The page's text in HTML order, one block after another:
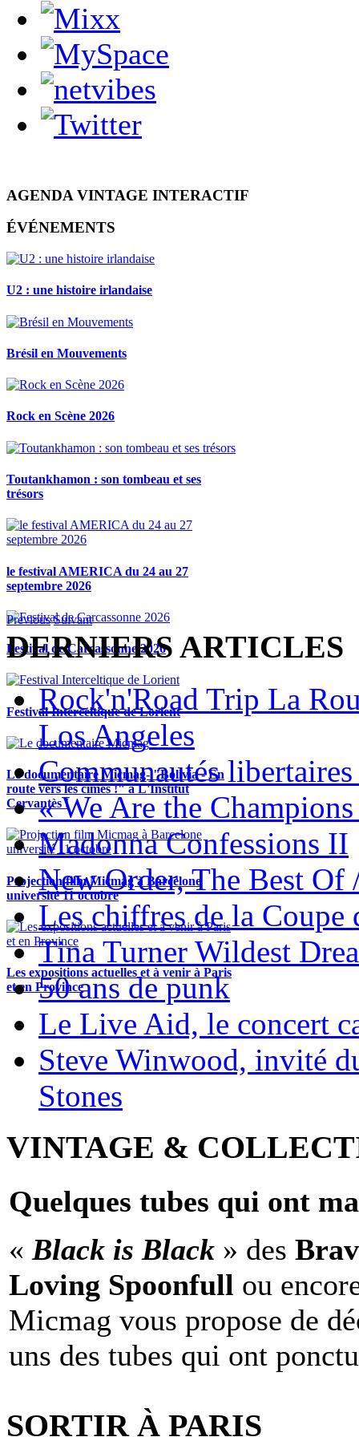
AGENDA VINTAGE INTERACTIF
ÉVÉNEMENTS
U2 : une histoire irlandaise
Brésil en Mouvements
Rock en Scène 2026
Toutankhamon : son tombeau et ses
trésors
le festival AMERICA du 24 au 27
septembre 2026
Festival de Carcassonne 2026
Festival Interceltique de Lorient
Le documentaire Micmag- "Bolivia - En
route vers les cimes !" à L'Institut
Cervantès !
Projection film Micmag à Barcelone
université 11 octobre
Les expositions actuelles et à venir à Paris
et en Province
Previous Suivant
DERNIERS ARTICLES
Rock'n'Road Trip La
Los Angeles
Communautés libertaires
« We Are the
Madonna Confessions II
New Order, The Best Of
Les chiffres de la Coupe
Tina Turner Wildest
50 ans de punk
Le Live Aid, le concert
Steve Winwood, invité
Stones
VINTAGE &
Quelques tubes qui ont
« Black is Black » des
Loving Spoonfull ou
Micmag vous propose de
uns des tubes qui ont
SORTIR À PARIS